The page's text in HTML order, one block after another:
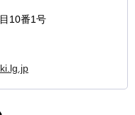
10番1号